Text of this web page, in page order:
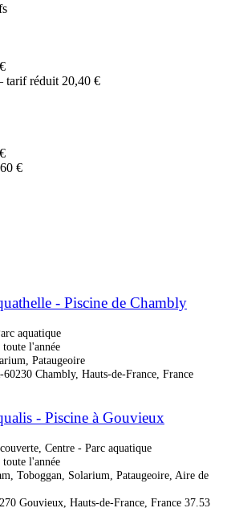
tarif réduit 20,40 €
€
- Piscine de Chambly
aquatique
l'année
Pataugeoire
Chambly, Hauts-de-France, France
- Piscine à Gouvieux
Centre - Parc aquatique
l'année
Toboggan, Solarium, Pataugeoire, Aire de
Gouvieux, Hauts-de-France, France 37.53